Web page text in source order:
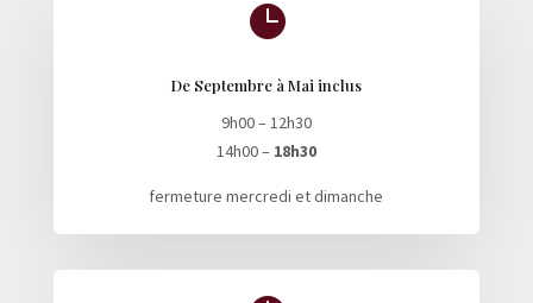

De Septembre à Mai inclus
9h00 – 12h30
14h00 – 18h30
fermeture mercredi et dimanche